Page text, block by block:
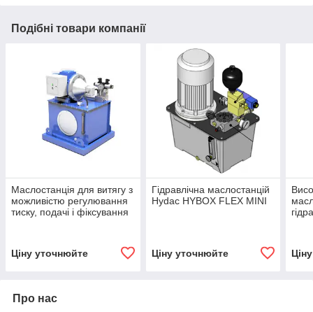
Подібні товари компанії
Маслостанція для витягу з
можливістю регулювання
тиску, подачі і фіксування
Ціну уточнюйте
Гідравлічна маслостанцій
Hydac HYBOX FLEX MINI
Ціну уточнюйте
Про нас